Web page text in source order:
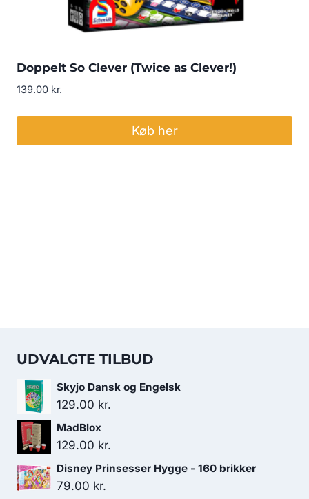
Doppelt So Clever (Twice as Clever!)
139.00 kr.
Køb her
UDVALGTE TILBUD
Skyjo Dansk og Engelsk
129.00 kr.
MadBlox
129.00 kr.
Disney Prinsesser Hygge - 160 brikker
79.00 kr.